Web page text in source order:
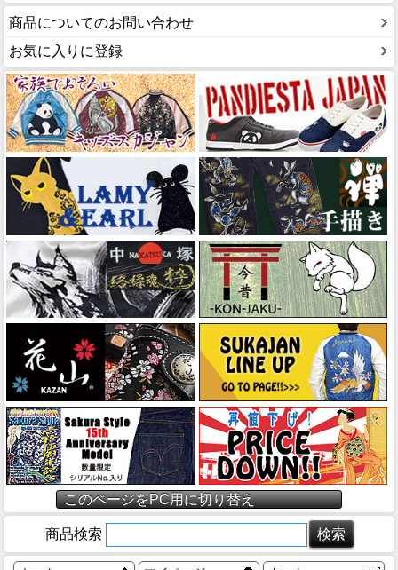
商品についてのお問い合わせ
お気に入りに登録
このページをPC用に切り替え
商品検索